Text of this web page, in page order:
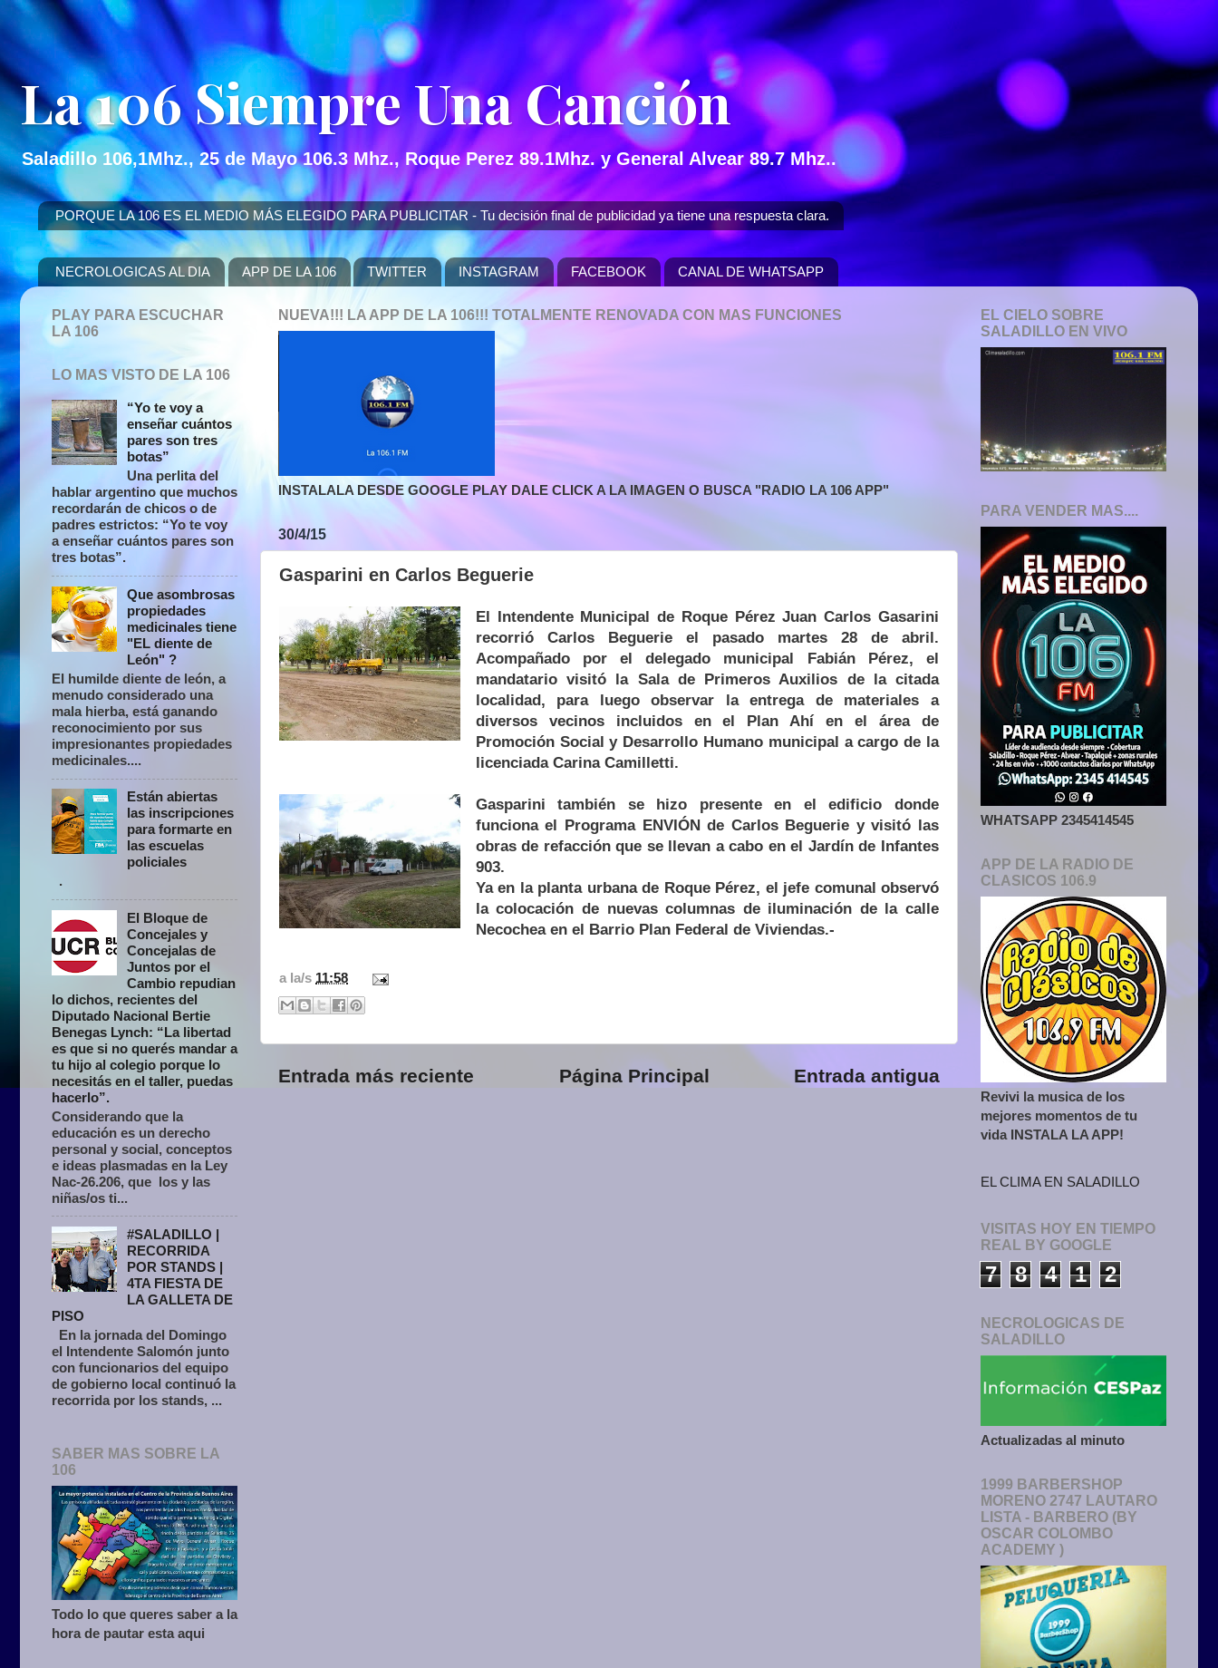
La 106 Siempre Una Canción
Saladillo 106,1Mhz., 25 de Mayo 106.3 Mhz., Roque Perez 89.1Mhz. y General Alvear 89.7 Mhz..
PORQUE LA 106 ES EL MEDIO MÁS ELEGIDO PARA PUBLICITAR - Tu decisión final de publicidad ya tiene una respuesta clara.
NECROLOGICAS AL DIA APP DE LA 106 TWITTER INSTAGRAM FACEBOOK CANAL DE WHATSAPP
NUEVA!!! LA APP DE LA 106!!! TOTALMENTE RENOVADA CON MAS FUNCIONES
INSTALALA DESDE GOOGLE PLAY DALE CLICK A LA IMAGEN O BUSCA "RADIO LA 106 APP"
30/4/15
Gasparini en Carlos Beguerie
El Intendente Municipal de Roque Pérez Juan Carlos Gasarini
recorrió Carlos Beguerie el pasado martes 28 de abril.
Acompañado por el delegado municipal Fabián Pérez, el
mandatario visitó la Sala de Primeros Auxilios de la citada
localidad, para luego observar la entrega de materiales a
diversos vecinos incluidos en el Plan Ahí en el área de
Promoción Social y Desarrollo Humano municipal a cargo de la
licenciada Carina Camilletti.
Gasparini también se hizo presente en el edificio donde
funciona el Programa ENVIÓN de Carlos Beguerie y visitó las
obras de refacción que se llevan a cabo en el Jardín de Infantes
903.
Ya en la planta urbana de Roque Pérez, el jefe comunal observó
la colocación de nuevas columnas de iluminación de la calle
Necochea en el Barrio Plan Federal de Viviendas.-
a la/s 11:58
Entrada más reciente Entrada antigua
Página Principal
PLAY PARA ESCUCHAR
LA 106
LO MAS VISTO DE LA 106
“Yo te voy a
enseñar cuántos
pares son tres
botas”
Una perlita del
hablar argentino que muchos
recordarán de chicos o de
padres estrictos: “Yo te voy
a enseñar cuántos pares son
tres botas”.
Que asombrosas
propiedades
medicinales tiene
"EL diente de
León" ?
El humilde diente de león, a
menudo considerado una
mala hierba, está ganando
reconocimiento por sus
impresionantes propiedades
medicinales....
Están abiertas
las inscripciones
para formarte en
las escuelas
policiales
.
El Bloque de
Concejales y
Concejalas de
Juntos por el
Cambio repudian
lo dichos, recientes del
Diputado Nacional Bertie
Benegas Lynch: “La libertad
es que si no querés mandar a
tu hijo al colegio porque lo
necesitás en el taller, puedas
hacerlo”.
Considerando que la
educación es un derecho
personal y social, conceptos
e ideas plasmadas en la Ley
Nac-26.206, que los y las
niñas/os ti...
#SALADILLO |
RECORRIDA
POR STANDS |
4TA FIESTA DE
LA GALLETA DE
PISO
En la jornada del Domingo
el Intendente Salomón junto
con funcionarios del equipo
de gobierno local continuó la
recorrida por los stands, ...
SABER MAS SOBRE LA
106
Todo lo que queres saber a la
hora de pautar esta aqui
EL CIELO SOBRE
SALADILLO EN VIVO
PARA VENDER MAS....
WHATSAPP 2345414545
APP DE LA RADIO DE
CLASICOS 106.9
Revivi la musica de los
mejores momentos de tu
vida INSTALA LA APP!
EL CLIMA EN SALADILLO
VISITAS HOY EN TIEMPO
REAL BY GOOGLE
7 8 4 1 2
NECROLOGICAS DE
SALADILLO
Actualizadas al minuto
1999 BARBERSHOP
MORENO 2747 LAUTARO
LISTA - BARBERO (BY
OSCAR COLOMBO
ACADEMY )